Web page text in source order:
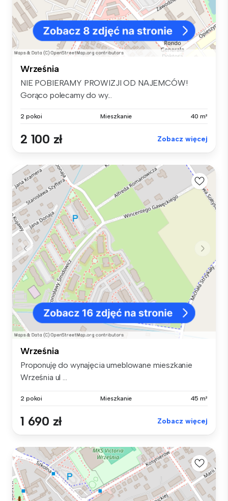
Września
NIE POBIERAMY PROWIZJI OD NAJEMCÓW!
Gorąco polecamy do wy...
2 pokoi Mieszkanie 40 m²
2 100 zł Zobacz więcej
Września
Proponuję do wynajęcia umeblowane mieszkanie
Września ul ...
2 pokoi Mieszkanie 45 m²
1 690 zł Zobacz więcej